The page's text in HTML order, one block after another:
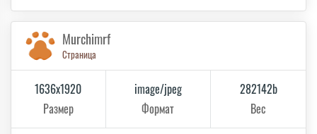
Murchimrf
Страница
1636x1920
Размер
image/jpeg
Формат
282142b
Вес